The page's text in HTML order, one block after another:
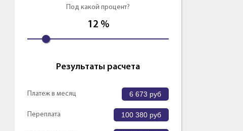
Под какой процент?
12 %
Результаты расчета
Платеж в месяц 6 673 руб
Переплата 100 380 руб